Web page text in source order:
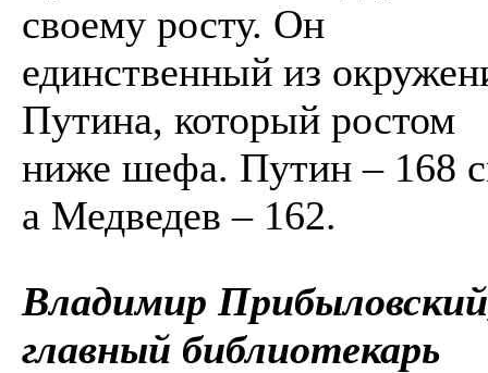
своему росту. Он
единственный из
Путина, который ростом
ниже шефа. Путин – 168
а Медведев – 162.
Владимир
главный библиотекарь